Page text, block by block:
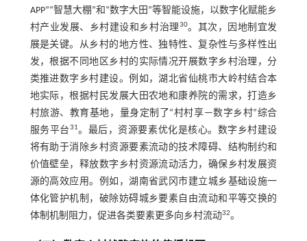
APP”“智慧大棚”和“数字大田”等智能设施，以数字化赋能乡
村产业发展、乡村建设和乡村治理30。其次，因地制宜发
展是关键。从乡村的地方性、独特性、复杂性与多样性出
发，根据不同地区乡村的实际情况开展数字乡村治理，分
类推进数字乡村建设。例如，湖北省仙桃市大岭村结合本
地实际，根据村民发展大田农地和康养院的需求，打造乡
村旅游、教育基地，量身定制了“村村享—数字乡村”综合
服务平台31。最后，资源要素优化是核心。数字乡村建设
将有助于消除乡村资源要素流动的技术障碍、结构制约和
价值壁垒，释放数字乡村资源流动活力，确保乡村发展资
源的高效应用。例如，湖南省武冈市建立城乡基础设施一
体化管护机制，破除妨碍城乡要素自由流动和平等交换的
体制机制阻力，促进各类要素更多向乡村流动32。